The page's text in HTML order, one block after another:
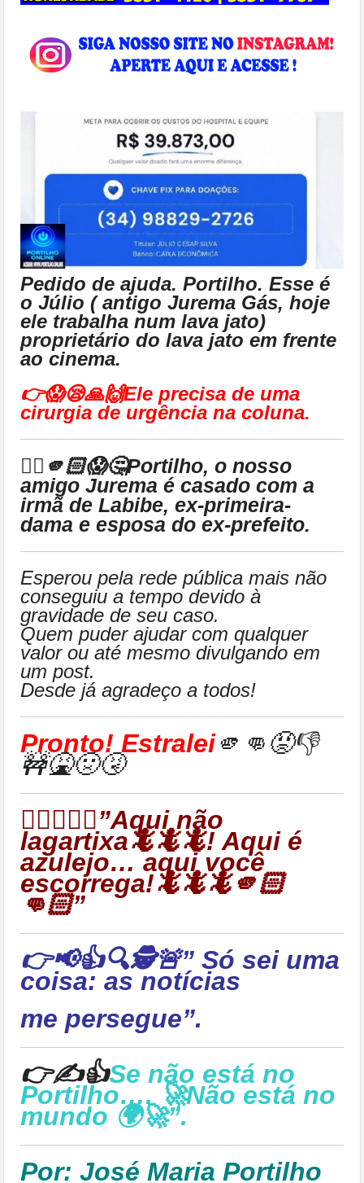
Pedido de ajuda. Portilho. Esse é
o Júlio ( antigo Jurema Gás, hoje
ele trabalha num lava jato)
proprietário do lava jato em frente
ao cinema.
👉😱😪🙏🙌Ele precisa de uma
cirurgia de urgência na coluna.
👉🏻🫵🏻😱🤔Portilho, o nosso
amigo Jurema é casado com a
irmã de Labibe, ex-primeira-
dama e esposa do ex-prefeito.
Esperou pela rede pública mais não
conseguiu a tempo devido à
gravidade de seu caso.
Quem puder ajudar com qualquer
valor ou até mesmo divulgando em
um post.
Desde já agradeço a todos!
Pronto! Estralei🫵👊😡👎
🚧🤮🤢🤧
👉🏻🦎🦎🦎”Aqui não
lagartixa🦎🦎🦎! Aqui é
azulejo… aqui você
escorrega!🦎🦎🦎🫵🏻
👊🏻”
👉📢👍🔍🕵🚨” Só sei uma
coisa: as notícias
me persegue”.
👉✍👍Se não está no
Portilho…. 🚀Não está no
mundo 🌍🚀”.
Por: José Maria Portilho